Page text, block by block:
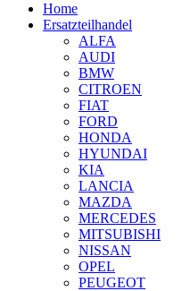
Home
Ersatzteilhandel
ALFA
AUDI
BMW
CITROEN
FIAT
FORD
HONDA
HYUNDAI
KIA
LANCIA
MAZDA
MERCEDES
MITSUBISHI
NISSAN
OPEL
PEUGEOT